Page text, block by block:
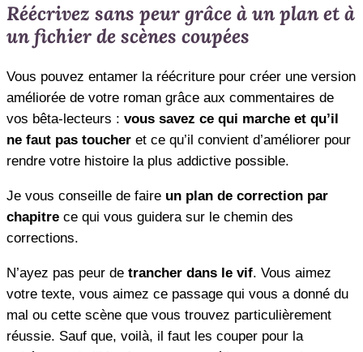
Réécrivez sans peur grâce à un plan et à
un fichier de scènes coupées
Vous pouvez entamer la réécriture pour créer une version
améliorée de votre roman grâce aux commentaires de
vos bêta-lecteurs : vous savez ce qui marche et qu’il
ne faut pas toucher et ce qu’il convient d’améliorer pour
rendre votre histoire la plus addictive possible.
Je vous conseille de faire un plan de correction par
chapitre ce qui vous guidera sur le chemin des
corrections.
N’ayez pas peur de trancher dans le vif. Vous aimez
votre texte, vous aimez ce passage qui vous a donné du
mal ou cette scène que vous trouvez particulièrement
réussie. Sauf que, voilà, il faut les couper pour la